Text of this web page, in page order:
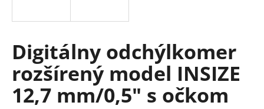
Digitálny odchýlkomer
rozšírený model INSIZE
12,7 mm/0,5" s očkom
s
ť
?